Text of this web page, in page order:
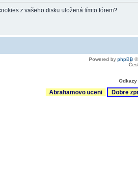
z vašeho disku uložená tímto fórem?
Powered by phpBB
Abrahamovo uceni Dobre